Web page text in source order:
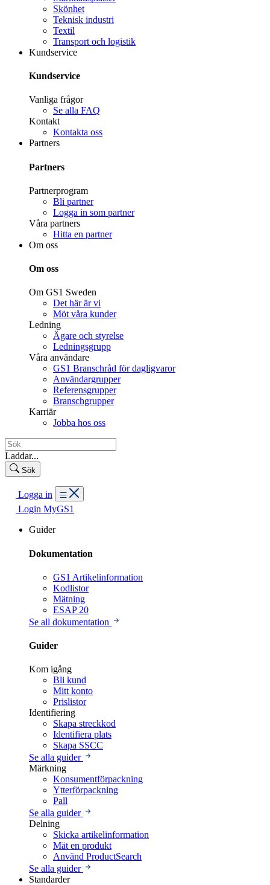
Skönhet
Teknisk industri
Textil
Transport och logistik
Kundservice
Kundservice
Vanliga frågor
Se alla FAQ
Kontakt
Kontakta oss
Partners
Partners
Partnerprogram
Bli partner
Logga in som partner
Våra partners
Hitta en partner
Om oss
Om oss
Om GS1 Sweden
Det här är vi
Möt våra kunder
Ledning
Ägare och styrelse
Ledningsgrupp
Våra användare
GS1 Branschråd för dagligvaror
Användargrupper
Referensgrupper
Branschgrupper
Karriär
Jobba hos oss
Laddar...
Sök
Logga in
Login MyGS1
Guider
Dokumentation
GS1 Artikelinformation
Kodlistor
Mätning
ESAP 20
Se all dokumentation
Guider
Kom igång
Bli kund
Mitt konto
Prislistor
Identifiering
Skapa streckkod
Identifiera plats
Skapa SSCC
Se alla guider
Märkning
Konsumentförpackning
Ytterförpackning
Pall
Se alla guider
Delning
Skicka artikelinformation
Mät en produkt
Använd ProductSearch
Se alla guider
Standarder